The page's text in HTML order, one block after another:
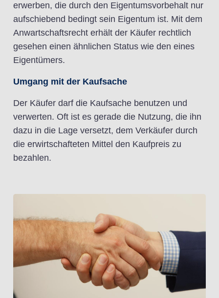
erwerben, die durch den Eigentumsvorbehalt nur
aufschiebend bedingt sein Eigentum ist. Mit dem
Anwartschaftsrecht erhält der Käufer rechtlich
gesehen einen ähnlichen Status wie den eines
Eigentümers.
Umgang mit der Kaufsache
Der Käufer darf die Kaufsache benutzen und
verwerten. Oft ist es gerade die Nutzung, die ihn
dazu in die Lage versetzt, dem Verkäufer durch
die erwirtschafteten Mittel den Kaufpreis zu
bezahlen.